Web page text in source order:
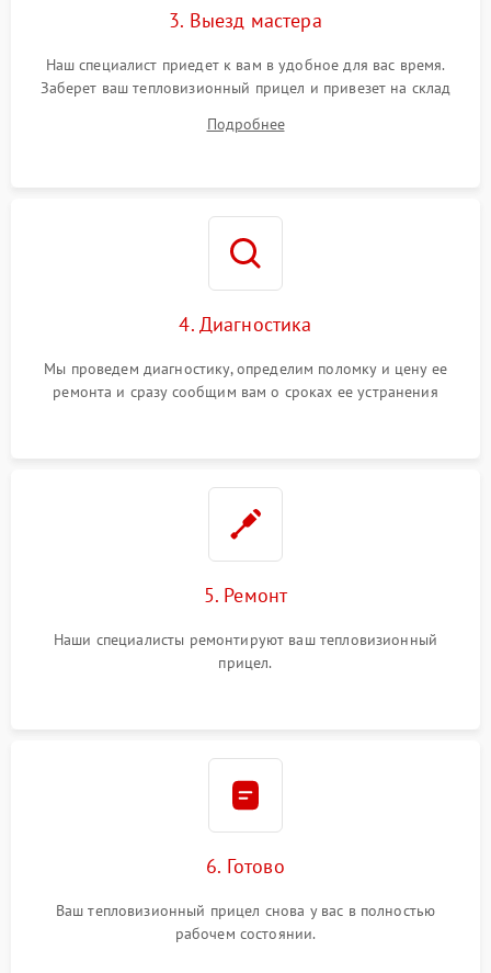
Поломка системы защиты
1500 ₽
3. Выезд мастера
Наш специалист приедет к вам в удобное для вас время.
Заберет ваш тепловизионный прицел и привезет на склад
Подробнее
4. Диагностика
Мы проведем диагностику, определим поломку и цену ее
ремонта и сразу сообщим вам о сроках ее устранения
5. Ремонт
Наши специалисты ремонтируют ваш тепловизионный
прицел.
6. Готово
Ваш тепловизионный прицел снова у вас в полностью
рабочем состоянии.